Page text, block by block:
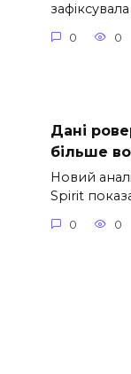
0 0
Дані
більше
Новий
Spirit
0 0